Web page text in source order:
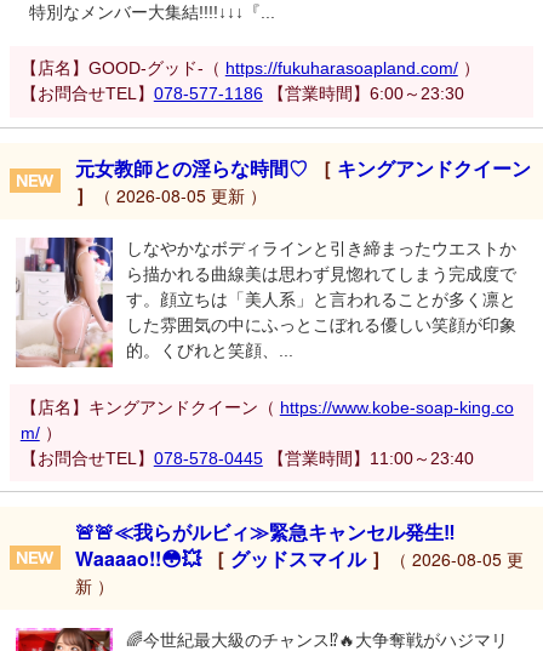
特別なメンバー大集結!!!!↓↓↓『...
【店名】GOOD-グッド-（ https://fukuharasoapland.com/）
【お問合せTEL】 078-577-1186【営業時間】6:00～23:30
元女教師との淫らな時間♡ ［ キングアンドクイーン
］
（ 2026-08-05 更新 ）
しなやかなボディラインと引き締まったウエストか
ら描かれる曲線美は思わず見惚れてしまう完成度で
す。顔立ちは「美人系」と言われることが多く凛と
した雰囲気の中にふっとこぼれる優しい笑顔が印象
的。くびれと笑顔、...
【店名】キングアンドクイーン（ https://www.kobe-soap-king.co
m/）
【お問合せTEL】 078-578-0445【営業時間】11:00～23:40
🚨🚨≪我らがルビィ≫緊急キャンセル発生‼️
Waaaao!!😳💥［ グッドスマイル］
（ 2026-08-05 更
新 ）
🌈今世紀最大級のチャンス⁉️🔥大争奪戦がハジマリ